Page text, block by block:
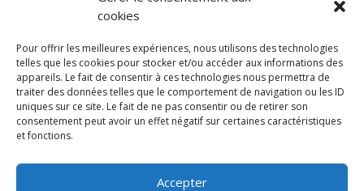
cookies
Pour offrir les meilleures expériences, nous utilisons des technologies
telles que les cookies pour stocker et/ou accéder aux informations des
appareils. Le fait de consentir à ces technologies nous permettra de
traiter des données telles que le comportement de navigation ou les ID
uniques sur ce site. Le fait de ne pas consentir ou de retirer son
consentement peut avoir un effet négatif sur certaines caractéristiques
et fonctions.
Accepter